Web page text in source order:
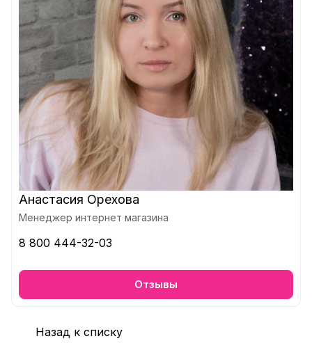
Анастасия Орехова
Менеджер интернет магазина
8 800 444-32-03
Отзывы
Назад к списку